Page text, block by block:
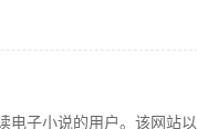
电子小说的用户。该网站